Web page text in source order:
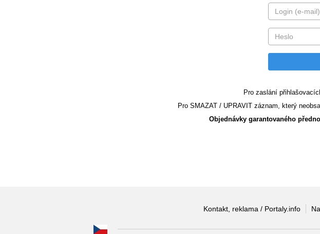
Pro zaslání
Pro SMAZAT / UPRAVIT záznam, který
Objednávky garantovaného
Kontakt, reklama / Portaly.info